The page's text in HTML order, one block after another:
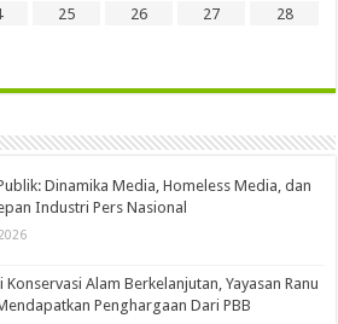
25 26 27
28
Dinamika Media, Homeless Media, dan
Industri Pers Nasional
Konservasi Alam Berkelanjutan, Yayasan Ranu
Penghargaan Dari PBB